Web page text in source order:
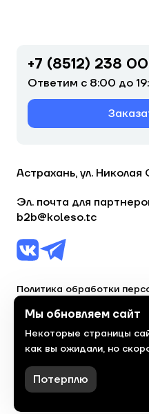
+7 (8512) 238
Ответим с 8:00 до
Астрахань, ул. Николая
Эл. почта для
b2b@koleso.tc
Политика обработки
© 2023, торгово-
Политика
Сделано
красиво
Мы обновляем сайт
Некоторые страницы
как вы ожидали, но
Потерплю